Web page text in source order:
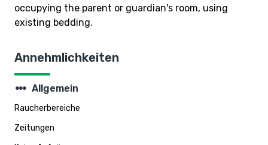
occupying the parent or guardian's room, using
existing bedding.
Annehmlichkeiten
steppers Allgemein
Raucherbereiche
Zeitungen